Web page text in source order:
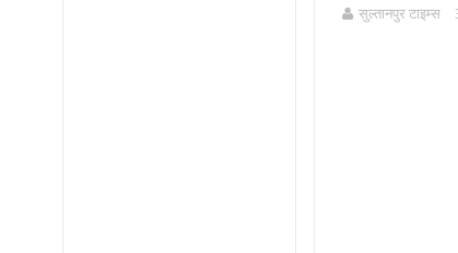
सुल्तानपुर टाइम्स